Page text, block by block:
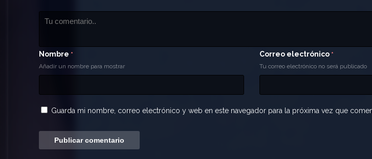
Nombre *
Añadir un nombre para mostrar
Correo electrónico *
Tu correo electrónico no será publicado
Guarda mi nombre, correo electrónico y web en este navegador para la próxima vez que